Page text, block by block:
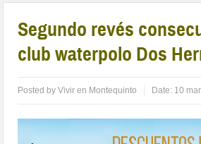
Segundo revés
club waterpolo Dos
Posted byVivir en Montequinto Date: 10